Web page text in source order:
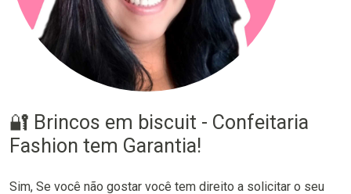
🔐 Brincos em biscuit - Confeitaria
Fashion tem Garantia!
Sim, Se você não gostar você tem direito a solicitar o seu